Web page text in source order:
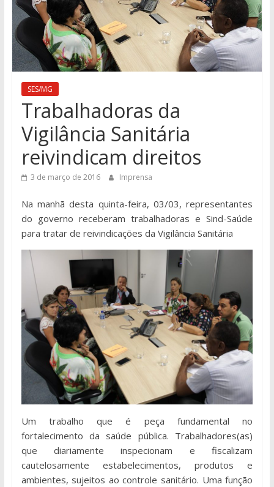
SES/MG
Trabalhadoras da
Vigilância Sanitária
reivindicam direitos
3 de março de 2016 Imprensa
Na manhã desta quinta-feira, 03/03, representantes
do governo receberam trabalhadoras e Sind-Saúde
para tratar de reivindicações da Vigilância Sanitária
Um trabalho que é peça fundamental no
fortalecimento da saúde pública. Trabalhadores(as)
que diariamente inspecionam e fiscalizam
cautelosamente estabelecimentos, produtos e
ambientes, sujeitos ao controle sanitário. Uma função